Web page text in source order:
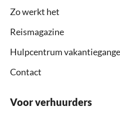
Zo werkt het
Reismagazine
Hulpcentrum
Contact
Voor verhuurders